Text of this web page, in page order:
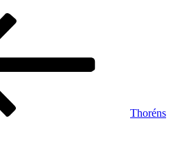
Thoréns